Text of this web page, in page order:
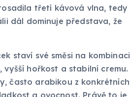
třetí kávová vlna, tedy
dál dominuje představa, že
staví své směsi na kombinaci
hořkost a stabilní cremu.
často arabikou z konkrétních
a ovocnost. Právě to je